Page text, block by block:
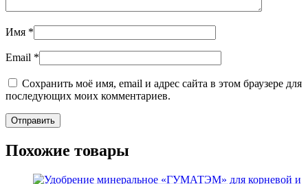
Имя *
Email *
Сохранить моё имя, email и адрес сайта в этом браузере для
последующих моих комментариев.
Похожие товары